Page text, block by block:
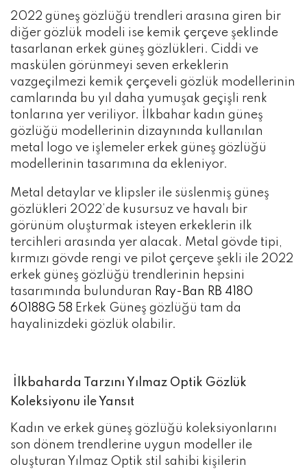
2022 güneş gözlüğü trendleri arasına giren bir
diğer gözlük modeli ise kemik çerçeve şeklinde
tasarlanan erkek güneş gözlükleri. Ciddi ve
maskülen görünmeyi seven erkeklerin
vazgeçilmezi kemik çerçeveli gözlük modellerinin
camlarında bu yıl daha yumuşak geçişli renk
tonlarına yer veriliyor. İlkbahar kadın güneş
gözlüğü modellerinin dizaynında kullanılan
metal logo ve işlemeler erkek güneş gözlüğü
modellerinin tasarımına da ekleniyor.
Metal detaylar ve klipsler ile süslenmiş güneş
gözlükleri 2022’de kusursuz ve havalı bir
görünüm oluşturmak isteyen erkeklerin ilk
tercihleri arasında yer alacak. Metal gövde tipi,
kırmızı gövde rengi ve pilot çerçeve şekli ile 2022
erkek güneş gözlüğü trendlerinin hepsini
tasarımında bulunduran Ray-Ban RB 4180
60188G 58 Erkek Güneş gözlüğü tam da
hayalinizdeki gözlük olabilir.
İlkbaharda Tarzını Yılmaz Optik Gözlük
Koleksiyonu ile Yansıt
Kadın ve erkek güneş gözlüğü koleksiyonlarını
son dönem trendlerine uygun modeller ile
oluşturan Yılmaz Optik stil sahibi kişilerin